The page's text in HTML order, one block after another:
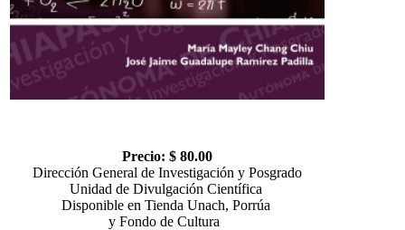
Precio: $ 80.00
Dirección General de Investigación y Posgrado
Unidad de Divulgación Científica
Disponible en Tienda Unach, Porrúa
y Fondo de Cultura